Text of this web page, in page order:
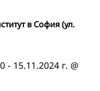
в София (ул.
- 15.11.2024 г. @